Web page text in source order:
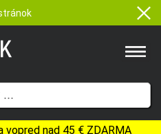
vopred nad 45 € ZDARMA